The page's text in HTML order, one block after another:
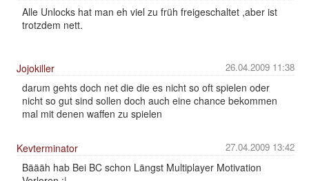
Alle Unlocks hat man eh viel zu früh freigeschaltet ,aber ist
trotzdem nett.
26.04.2009 11:38
Jojokiller
darum gehts doch net die die es nicht so oft spielen oder
nicht so gut sind sollen doch auch eine chance bekommen
mal mit denen waffen zu spielen
27.04.2009 13:42
Kevterminator
Bäääh hab Bei BC schon Längst Multiplayer Motivation